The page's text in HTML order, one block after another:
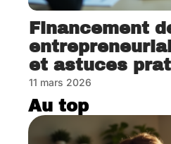
Financement
et astuces
11 mars 2026
Au top